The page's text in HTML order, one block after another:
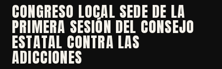
CONGRESO LOCAL SEDE DE LA
PRIMERA SESIÓN DEL CONSEJO
ESTATAL CONTRA LAS
ADICCIONES